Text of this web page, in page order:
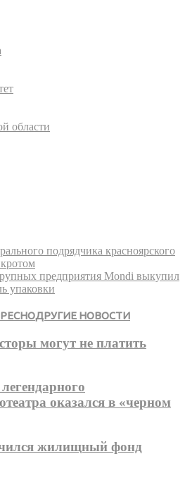
области
подрядчика красноярского
предприятия Mondi выкупил
упаковки
ДРУГИЕ НОВОСТИ
могут не платить
оказался в «черном
жилищный фонд